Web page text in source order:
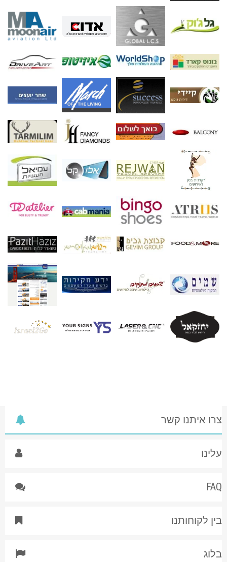
צרו איתנו קשר
עלינו
FAQ
בין לקוחותנו
בלוג